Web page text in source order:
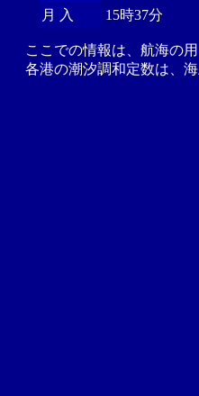
月 入
15時37分
ここでの情報は、航海の
各港の潮汐調和定数は、